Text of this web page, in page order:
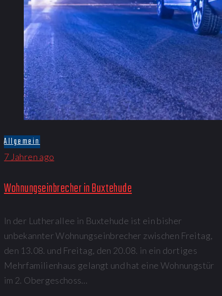
Allgemein
7 Jahren ago
Wohnungseinbrecher in Buxtehude
In der Lutherallee in Buxtehude ist ein bisher
unbekannter Wohnungseinbrecher zwischen Freitag,
den 13.08. und Freitag, den 20.08. in ein dortiges
Mehrfamilienhaus gelangt und hat eine Wohnungstür
im 2. Obergeschoss…